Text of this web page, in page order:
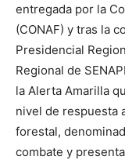
entregada por la
(CONAF) y tras la
Presidencial
Regional de
la Alerta Amarilla
nivel de respuesta
forestal,
combate y